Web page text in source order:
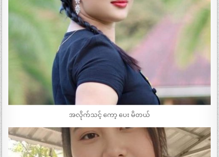
အလိုက်သင့် ကော့ ပေး မိတယ်